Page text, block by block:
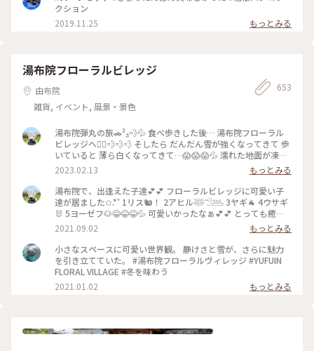
あるんです。 秀吉の馬印が瓢箪だったので、お店のロゴマーク
にしたそうです。 なーるほど😃💡 【２枚目の写真】 ちょっと
お見苦しいのですが、私の足ね😉 足湯の席が空いていたんで
ぬるま湯に長風呂している私にとって熱いのは苦手😅 たぶ
ときは足拭き用のタオルをビニール袋に入れて、バッグにIN‼️
最近の温泉地はどこでも足湯があるからね😉 #ナラヤカフェ #
クション
2019.11.25
もっとみる
湯布院フローラルビレッジ
由布院
雑貨, イベント, 風景・景色
653
湯布院弾丸の旅🚗³₃💨💦 食べ歩きした後… 湯布院フローラル
ビレッジへ🚶‍♀️💨💨💨 そしたら だんだん雪が強くなってきて 歩
いていると 薄ら白くなってきて…😱😱😱💦 濡れた地面が凍り
出して…😱💦 や…ヤバい😵💨💨💨 これは、帰らなきゃ帰れな
くなるよ！と 慌てて車に乗り込み…(3枚目)🐻🚗³₃💦 高速が止
まる前に 高速に乗り帰りました🚗³₃💨💨💨 何とかチェーン規
制も出てなくて、高速は、大丈夫でしたε-(´∀｀;)ﾎｯ 雪で危な
かったのは、湯布院のインターから次のインターの間だけで
それ以外は、全く別世界👀‼️ 雪も無くて、それからは、普通に
帰れて良かったですε-(´o｀)ﾎｯ 帰ってきて、寒かったから 資
さんへ直行‼️ 大好きな 地鶏かしわごぼ天うどん(細麺)食べて 気
持ちもお腹もやっと 落ち着きました😂😂😂💦 #ファンタジー
の世界 #Myことりっぷ #大分 #湯布院 #由布院 #ゆふいん #フ
ローラルビレッジ #湯布院弾丸の旅 #無事何とか帰れました🚗
³₃💨 #帰ってきてからの資さんめちゃめちゃ美味しかった(,,•﹏
2023.02.13
もっとみる
湯布院で、出逢えた子達💕💕 フローラルビレッジに可愛い子
達が居ました✩.*˚ 1リス🐿！ 2アヒル𓅸𓅿𓅹 3ヤギ🐐 4ウサギ
🐰 5ヨーゼフ🐶😂😂😂💦 可愛いかったなぁ💕💕 とっても癒さ
れました(* ´ ` *)ᐝ リスを見ると北海道の公園や神社を思い出し
ます✩.*˚ 早く会いに行けますように🙏💦 #大分 #湯布院 #由布
院 #リス #ヤギ #アヒル #ウサギ #ヨーゼフ🐶 #お写ルン歩 #息
子のお引越しで大分へ #お手伝い #お昼休憩 #久しぶりの気分
転換 #秋日和 #私のことりっぷ
2021.09.02
もっとみる
小さなスペースに可愛い世界観。 静けさと雪が、さらに魅力
を引き立てていた。 #湯布院フローラルヴィレッジ #YUFUIN
FLORAL VILLAGE #冬を味わう
2021.01.02
もっとみる